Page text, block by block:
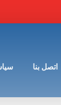
اتصل بنا